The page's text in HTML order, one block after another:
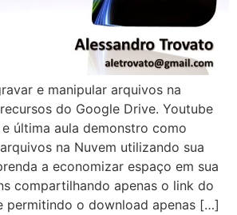
e manipular arquivos na
do Google Drive. Youtube
última aula demonstro como
na Nuvem utilizando sua
a economizar espaço em sua
compartilhando apenas o link do
permitindo o download apenas […]